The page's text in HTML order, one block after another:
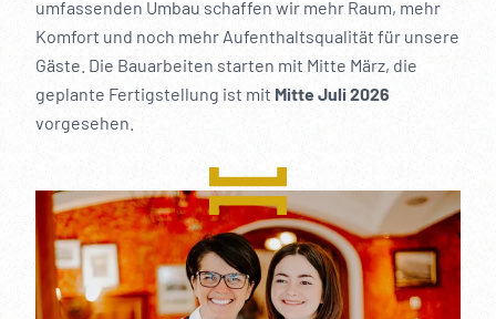
umfassenden Umbau schaffen wir mehr Raum, mehr
Komfort und noch mehr Aufenthaltsqualität für unsere
Gäste. Die Bauarbeiten starten mit Mitte März, die
geplante Fertigstellung ist mit Mitte Juli 2026
vorgesehen.